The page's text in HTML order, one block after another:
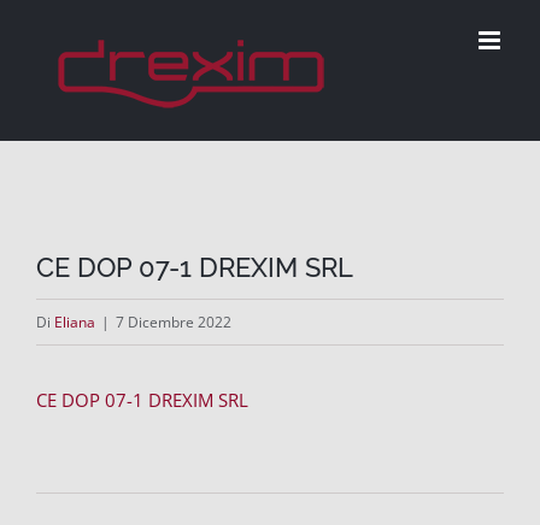
CE DOP 07-1 DREXIM SRL
Di Eliana | 7 Dicembre 2022
CE DOP 07-1 DREXIM SRL